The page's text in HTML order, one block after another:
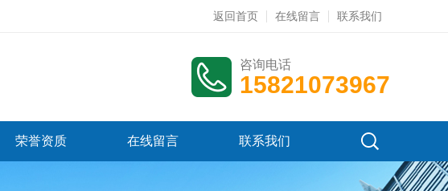
返回首页 在线留言 联系我们
咨询电话
15821073967
荣誉资质 在线留言 联系我们